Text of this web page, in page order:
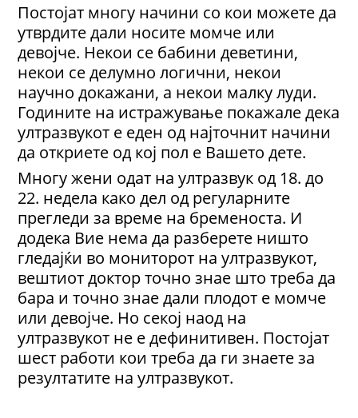
Постојат многу начини со кои можете да
утврдите дали носите момче или
девојче. Некои се бабини деветини,
некои се делумно логични, некои
научно докажани, а некои малку луди.
Годините на истражување покажале дека
ултразвукот е еден од најточнит начини
да откриете од кој пол е Вашето дете.
Многу жени одат на ултразвук од 18. до
22. недела како дел од регуларните
прегледи за време на бременоста. И
додека Вие нема да разберете ништо
гледајќи во мониторот на ултразвукот,
вештиот доктор точно знае што треба да
бара и точно знае дали плодот е момче
или девојче. Но секој наод на
ултразвукот не е дефинитивен. Постојат
шест работи кои треба да ги знаете за
резултатите на ултразвукот.